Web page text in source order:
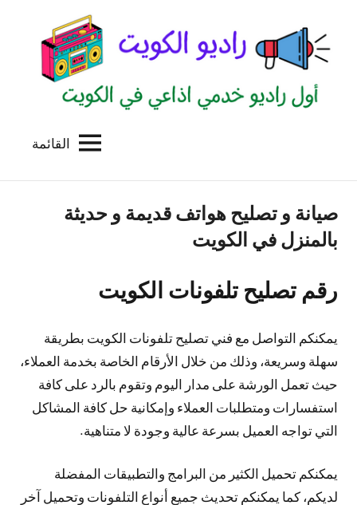
المحتوى
الكويت
للاعلانات
الخدمية
بالكويت
القائمة
صيانة و تصليح هواتف قديمة و حديثة
بالمنزل في الكويت
رقم تصليح تلفونات الكويت
يمكنكم التواصل مع فني تصليح تلفونات الكويت بطريقة
سهلة وسريعة، وذلك من خلال الأرقام الخاصة بخدمة العملاء،
حيث تعمل الورشة على مدار اليوم وتقوم بالرد على كافة
استفسارات ومتطلبات العملاء وإمكانية حل كافة المشاكل
التي تواجه العميل بسرعة عالية وجودة لا متناهية.
يمكنكم تحميل الكثير من البرامج والتطبيقات المفضلة
لديكم، كما يمكنكم تحديث جميع أنواع التلفونات وتحميل آخر